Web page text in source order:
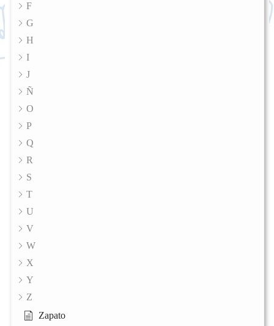
F
G
H
I
J
Ñ
O
P
Q
R
S
T
U
V
W
X
Y
Z
Zapato